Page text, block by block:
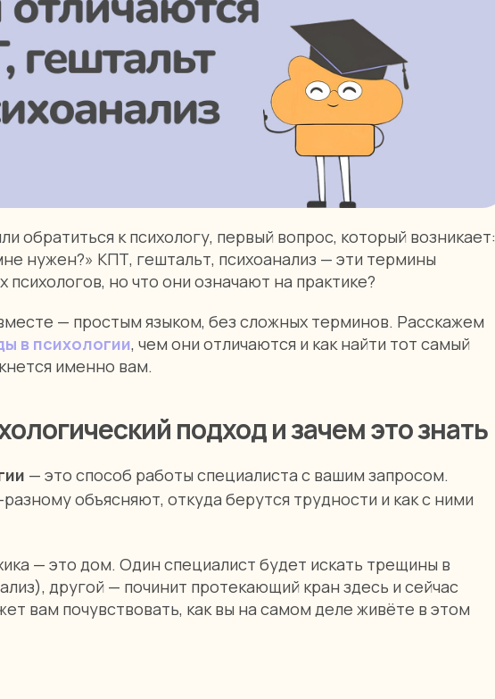
обратиться к психологу, первый вопрос, который возникает:
нужен?» КПТ, гештальт, психоанализ — эти термины
психологов, но что они означают на практике?
— простым языком, без сложных терминов. Расскажем
в психологии, чем они отличаются и как найти тот самый
именно вам.
подход и зачем это знать
— это способ работы специалиста с вашим запросом.
объясняют, откуда берутся трудности и как с ними
— это дом. Один специалист будет искать трещины в
другой — починит протекающий кран здесь и сейчас
вам почувствовать, как вы на самом деле живёте в этом